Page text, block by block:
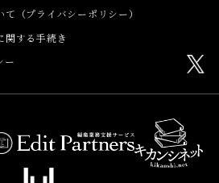
（プライバシーポリシー）
関する手続き
ー